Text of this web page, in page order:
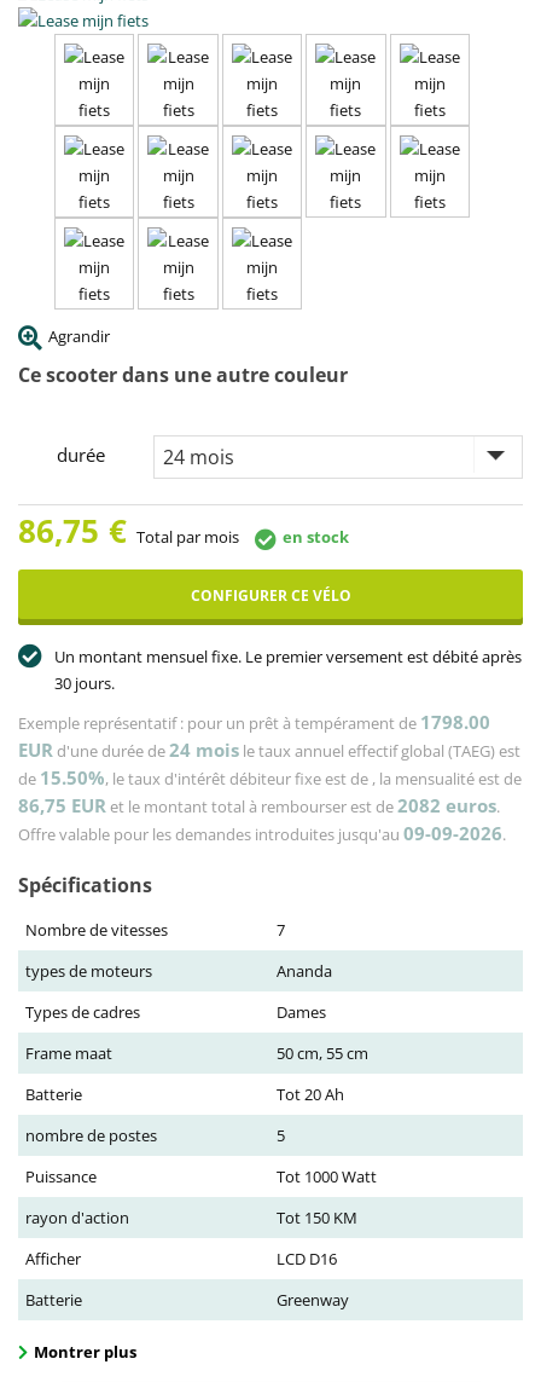
Agrandir
Ce scooter dans une autre couleur
durée
86,75 € Total par mois en stock
CONFIGURER CE VÉLO
Un montant mensuel fixe. Le premier versement est débité après
30 jours.
Exemple représentatif : pour un prêt à tempérament de 1798.00
EURd'une durée de24 mois le taux annuel effectif global (TAEG) est
de 15.50%, le taux d'intérêt débiteur fixe est de , la mensualité est de
86,75 EURet le montant total à rembourser est de2082 euros.
Offre valable pour les demandes introduites jusqu'au 09-09-2026.
Spécifications
Nombre de vitesses
7
types de moteurs
Ananda
Types de cadres
Dames
Frame maat
50 cm, 55 cm
Batterie
Tot 20 Ah
nombre de postes
5
Puissance
Tot 1000 Watt
rayon d'action
Tot 150 KM
Afficher
LCD D16
Batterie
Greenway
Montrer plus